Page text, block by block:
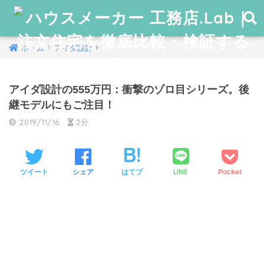
ホーム アイダ設計
アイダ設計の555万円：衝撃のゾロ目シリーズ。後
継モデルにもご注目！
2019/11/16 2分
ツイート シェア はてブ LINE Pocket